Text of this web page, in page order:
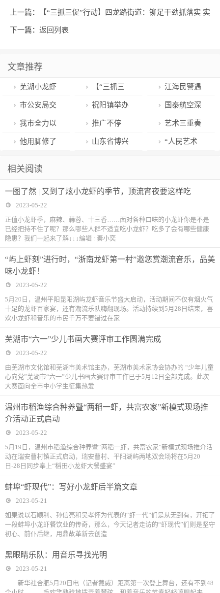
上一篇： 【“三抓三促”行动】四龙路街道：铆足干劲抓落实 实
干奋进促发展
下一篇： 返回列表
文章推荐
芜湖小龙虾
的“朋友圈”，
正在扩大！
【“三抓三
促”行动】四龙
路街道：铆足
干劲抓落实 实
江海民警遇
诈骗将计就计
成功冻结诈骗
资金30多万元
市公安局交
警支队主要负
责同志接听
公告
祝阳镇举办
“健康泰安 幸
福万家”老年人
国泰航空深
夜致歉
我市全力以
赴做好煤炭增
推广不停
步，学习不掉
展“学习强国”
动
艺术三重奏
｜从艺之旅的
他用脚修了
起敬
山东省博兴
工作提质增效
“人民艺术
人民的学生，
相关阅读
一图了然 | 又到了炫小龙虾的季节，顶流宵夜要这样吃
2023-05-22
正值小龙虾季，麻辣、蒜蓉、十三香……面对各种口味的小龙虾你是不是
已经把持不住了呢？那么哪些人群不适宜吃小龙虾？吃多了会有哪些健康
隐患？我们一起来了解↓↓↓编辑 : 秦小奕
“屿上虾刻”进行时，“浙南龙虾第一村”邀您赏潮流音乐，品美
味小龙虾！
2023-05-22
5月20日，温州平阳昆阳湖屿龙虾音乐节盛大启动，活动期间不仅有烟火气
十足的龙虾百家宴，还有潮流乐队嗨翻现场。活动持续到5月28日结束，喜
欢小龙虾和音乐的市民千万不要错过在家
芜湖市“六一”少儿书画大赛评审工作圆满完成
2023-05-22
由芜湖市文化馆和芜湖市美术馆主办，芜湖市美术家协会协办的 “少年儿童
心向党”芜湖市“六一”少儿书画大赛评审工作已于5月12日全部完成。此次
大赛面向全市中小学生征集热爱
温州市稻渔综合种养暨“两稻一虾，共富农家”新模式现场推
介活动正式启动
2023-05-22
5月19日，温州市稻渔综合种养暨“两稻一虾，共富农家”新模式现场推介活
动在瑞安曹村镇正式启动，瑞安曹村、平阳湖屿两地双会场将在5月20
日-28日同步奉上“稻田小龙虾大餐盛宴”
蚌埠“虾现代”：写好小龙虾后半篇文章
2023-05-21
如果说以石顺利、孙信亮和吴孝怀为代表的“虾一代”们是从无到有，开拓了
一段蚌埠小龙虾餐饮业的传奇，那么，今天记者走访的“虾现代”们则是坚守
初心、前仆后继，用鼎故革新去创造
黑眼睛乐队：用音乐寻找光明
2023-05-21
新华社合肥5月20日电（记者戴威）距离第一次登上舞台，还有不到48